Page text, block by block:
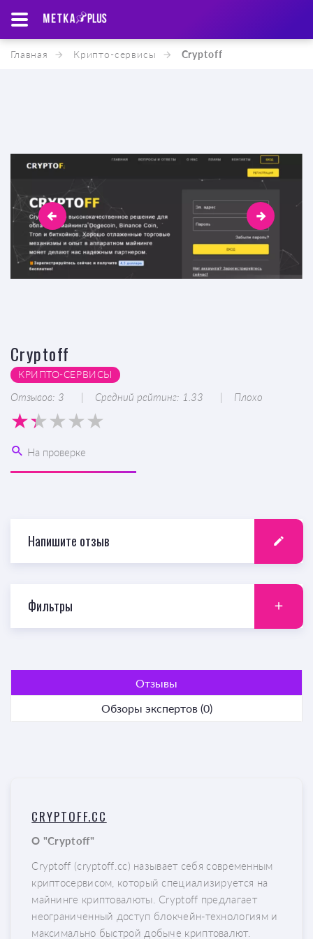
Главная Крипто-cервисы Cryptoff
Cryptoff
КРИПТО-CЕРВИСЫ
Отзывов: 3 Средний рейтинг: 1.33 Плохо
На проверке
Напишите отзыв
Фильтры
Отзывы
Обзоры экспертов (0)
CRYPTOFF.CC
О "Cryptoff"
Cryptoff (cryptoff.cc) называет себя современным
криптосервисом, который специализируется на
майнинге криптовалюты. Cryptoff предлагает
неограниченный доступ блокчейн-технологиям и
максимально быстрой добыче криптовалют.